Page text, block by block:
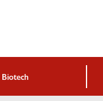
Biotech